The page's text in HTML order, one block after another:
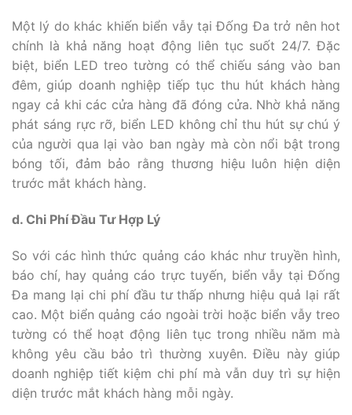
Một lý do khác khiến biển vẫy tại Đống Đa trở nên hot
chính là khả năng hoạt động liên tục suốt 24/7. Đặc
biệt, biển LED treo tường có thể chiếu sáng vào ban
đêm, giúp doanh nghiệp tiếp tục thu hút khách hàng
ngay cả khi các cửa hàng đã đóng cửa. Nhờ khả năng
phát sáng rực rỡ, biển LED không chỉ thu hút sự chú ý
của người qua lại vào ban ngày mà còn nổi bật trong
bóng tối, đảm bảo rằng thương hiệu luôn hiện diện
trước mắt khách hàng.
d. Chi Phí Đầu Tư Hợp Lý
So với các hình thức quảng cáo khác như truyền hình,
báo chí, hay quảng cáo trực tuyến, biển vẫy tại Đống
Đa mang lại chi phí đầu tư thấp nhưng hiệu quả lại rất
cao. Một biển quảng cáo ngoài trời hoặc biển vẫy treo
tường có thể hoạt động liên tục trong nhiều năm mà
không yêu cầu bảo trì thường xuyên. Điều này giúp
doanh nghiệp tiết kiệm chi phí mà vẫn duy trì sự hiện
diện trước mắt khách hàng mỗi ngày.